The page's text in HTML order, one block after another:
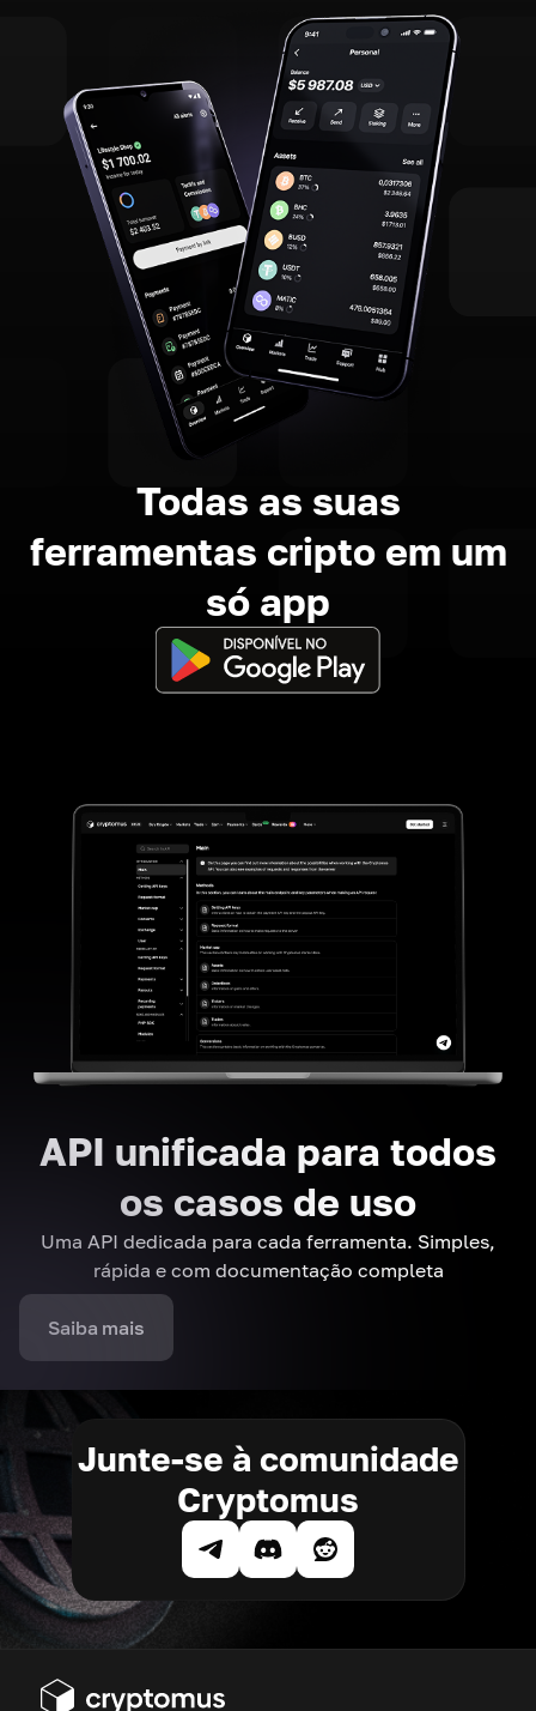
Todas as suas
ferramentas cripto em um
só app
API unificada para todos
os casos de uso
Uma API dedicada para cada ferramenta. Simples,
rápida e com documentação completa
Saiba mais
Junte-se à comunidade
Cryptomus